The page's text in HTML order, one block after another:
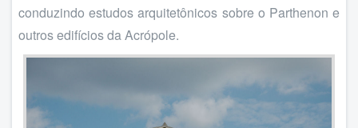
conduzindo estudos arquitetônicos sobre o Parthenon e
outros edifícios da Acrópole.